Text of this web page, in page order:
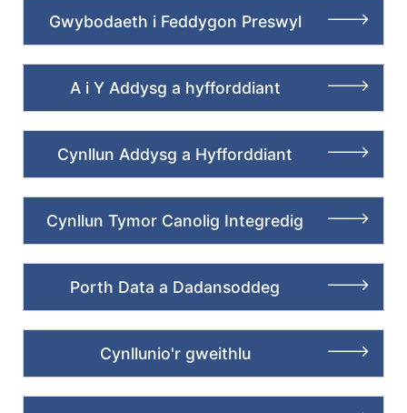
Gwybodaeth i Feddygon Preswyl
A i Y Addysg a hyfforddiant
Cynllun Addysg a Hyfforddiant
Cynllun Tymor Canolig Integredig
Porth Data a Dadansoddeg
Cynllunio'r gweithlu